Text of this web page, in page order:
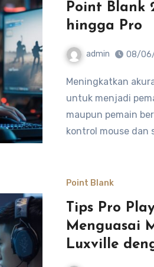
Point Blank
hingga Pro
admin 08/
Meningkatkan akurasi aim di Point Blank 2026 adalah kunci
untuk menjadi
maupun pemain
kontrol mouse dan
Point Blank
Tips Pro
Menguasai
Luxville